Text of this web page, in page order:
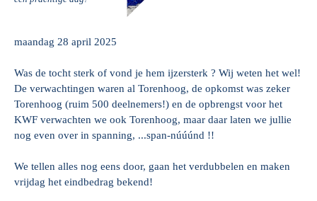
maandag 28 april 2025
Was de tocht sterk of vond je hem ijzersterk ? Wij weten het wel!
De verwachtingen waren al Torenhoog, de opkomst was zeker
Torenhoog (ruim 500 deelnemers!) en de opbrengst voor het
KWF verwachten we ook Torenhoog, maar daar laten we jullie
nog even over in spanning, ...span-núúúnd !!
We tellen alles nog eens door, gaan het verdubbelen en maken
vrijdag het eindbedrag bekend!